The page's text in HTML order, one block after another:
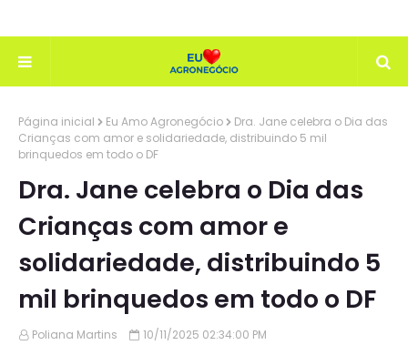
Página inicial Eu Amo Agronegócio
Dra. Jane celebra o Dia das
Crianças com amor e solidariedade, distribuindo 5 mil
brinquedos em todo o DF
Dra. Jane celebra o Dia das
Crianças com amor e
solidariedade, distribuindo 5
mil brinquedos em todo o DF
Poliana Martins 10/11/2025 02:34:00 PM